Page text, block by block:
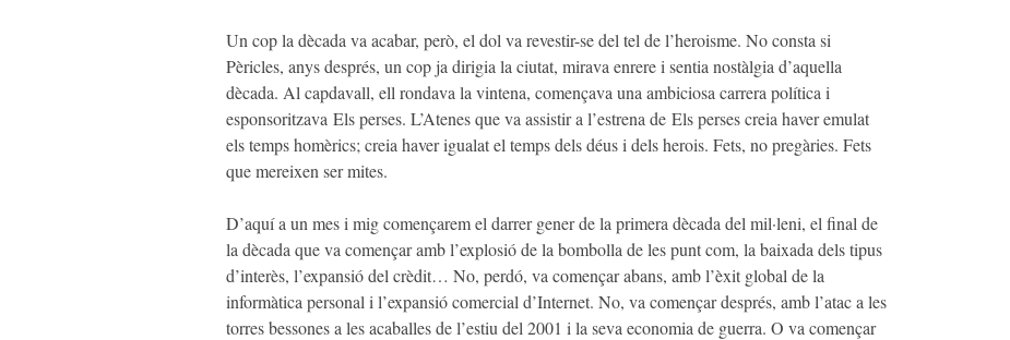
Un cop la dècada va acabar, però, el dol va revestir-se del tel de l’heroisme. No consta si
Pèricles, anys després, un cop ja dirigia la ciutat, mirava enrere i sentia nostàlgia d’aquella
dècada. Al capdavall, ell rondava la vintena, començava una ambiciosa carrera política i
esponsoritzava Els perses. L’Atenes que va assistir a l’estrena de Els persescreia haver emulat
els temps homèrics; creia haver igualat el temps dels déus i dels herois. Fets, no pregàries. Fets
que mereixen ser mites.
D’aquí a un mes i mig començarem el darrer gener de la primera dècada del mil·leni, el final de
la dècada que va començar amb l’explosió de la bombolla de les punt com, la baixada dels tipus
d’interès, l’expansió del crèdit… No, perdó, va començar abans, amb l’èxit global de la
informàtica personal i l’expansió comercial d’Internet. No, va començar després, amb l’atac a les
torres bessones a les acaballes de l’estiu del 2001 i la seva economia de guerra. O va començar